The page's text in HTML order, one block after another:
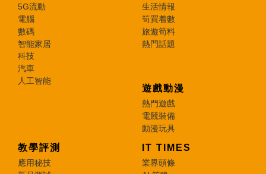
5G流動
電腦
數碼
智能家居
科技
汽車
人工智能
生活情報
筍買着數
旅遊筍料
熱門話題
遊戲動漫
熱門遊戲
電競裝備
動漫玩具
教學評測
應用秘技
IT TIMES
業界頭條